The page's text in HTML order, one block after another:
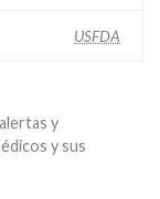
USFDA
y
y sus